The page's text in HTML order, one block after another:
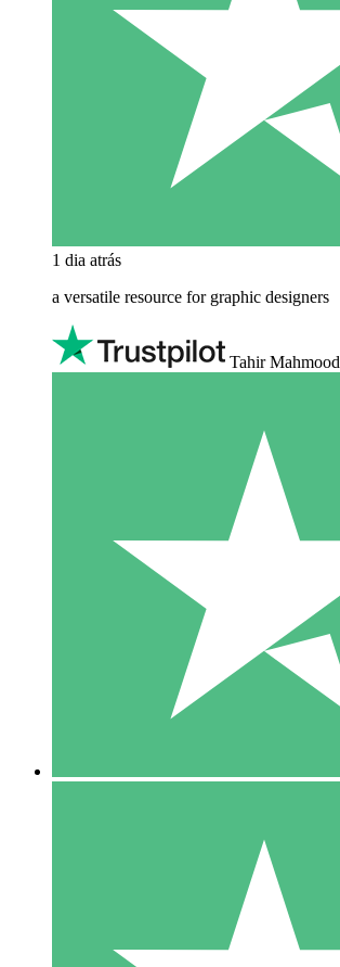
1 dia atrás
a versatile resource for graphic designers
Tahir Mahmood